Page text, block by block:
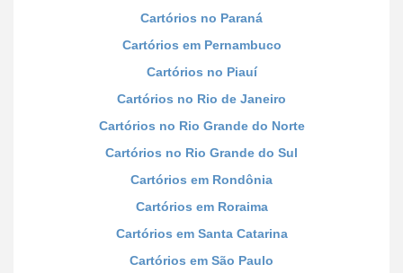
Cartórios no Paraná
Cartórios em Pernambuco
Cartórios no Piauí
Cartórios no Rio de Janeiro
Cartórios no Rio Grande do Norte
Cartórios no Rio Grande do Sul
Cartórios em Rondônia
Cartórios em Roraima
Cartórios em Santa Catarina
Cartórios em São Paulo